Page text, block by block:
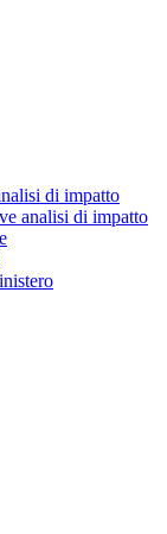
di impatto
analisi di impatto